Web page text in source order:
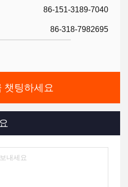
86-151-3189-7040
86-318-7982695
챗팅하세요